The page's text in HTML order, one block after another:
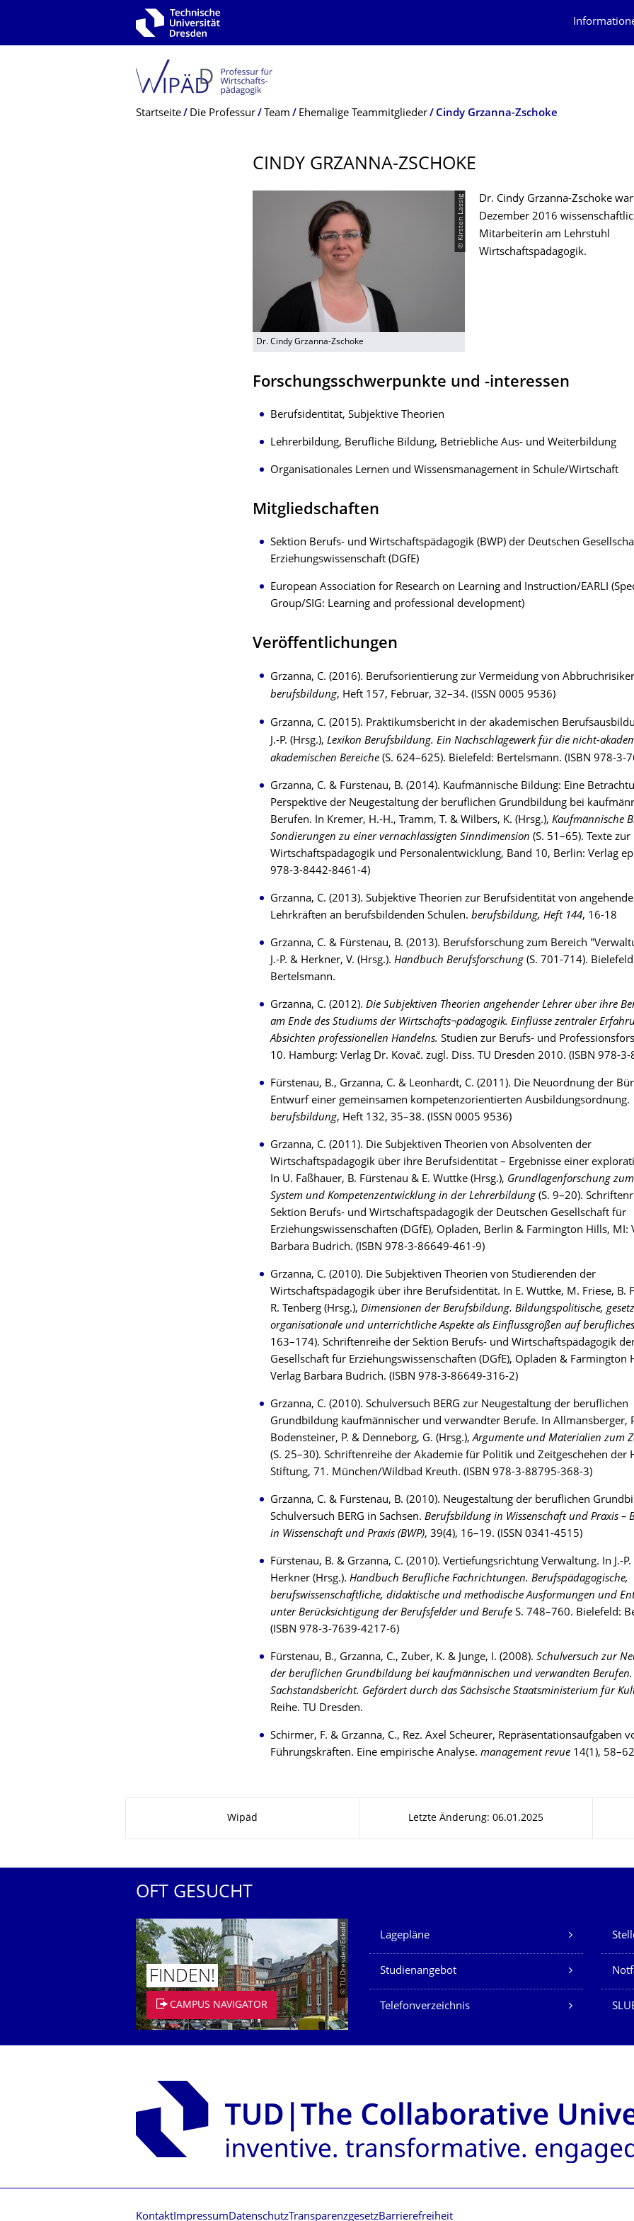
Zur Hauptnavigation springen
Breadcrumb-Menü
Startseite Die Professur Team Ehemalige Teammitglieder Cindy Grzanna-Zschoke
CINDY GRZANNA-ZSCHOKE
© Kirsten Lassig
Dr. Cindy Grzanna-Zschoke
Dr. Cindy Grzanna-Zschoke
Dezember 2016
Mitarbeiterin am Lehrstuhl
Wirtschaftspädagogik.
Forschungsschwerpunkte und -interessen
Berufsidentität, Subjektive Theorien
Lehrerbildung, Berufliche Bildung, Betriebliche Aus- und Weiterbildung
Organisationales Lernen und Wissensmanagement in Schule/Wirtschaft
Mitgliedschaften
Sektion Berufs- und Wirtschaftspädagogik (BWP) der Deutschen
Erziehungswissenschaft (DGfE)
European Association for Research on Learning and Instruction/EARLI
Group/SIG: Learning and professional development)
Veröffentlichungen
Grzanna, C. (2016). Berufsorientierung zur Vermeidung von
berufsbildung, Heft 157, Februar, 32–34. (ISSN 0005 9536)
Grzanna, C. (2015). Praktikumsbericht in der akademischen
J.-P. (Hrsg.), Lexikon Berufsbildung. Ein Nachschlagewerk für die nicht-
akademischen Bereiche (S. 624–625). Bielefeld: Bertelsmann. (ISBN 978-3-
Grzanna, C. & Fürstenau, B. (2014). Kaufmännische Bildung: Eine
Perspektive der Neugestaltung der beruflichen Grundbildung bei
Berufen. In Kremer, H.-H., Tramm, T. & Wilbers, K. (Hrsg.), Kaufmännische
Sondierungen zu einer vernachlässigten Sinndimension (S. 51–65). Texte zur
Wirtschaftspädagogik und Personalentwicklung, Band 10, Berlin: Verlag
978-3-8442-8461-4)
Grzanna, C. (2013). Subjektive Theorien zur Berufsidentität von
Lehrkräften an berufsbildenden Schulen. berufsbildung, Heft 144, 16-18
Grzanna, C. & Fürstenau, B. (2013). Berufsforschung zum Bereich
J.-P. & Herkner, V. (Hrsg.). Handbuch Berufsforschung (S. 701-714).
Bertelsmann.
Grzanna, C. (2012). Die Subjektiven Theorien angehender Lehrer über ihre
am Ende des Studiums der Wirtschafts¬pädagogik. Einflüsse zentraler
Absichten professionellen Handelns. Studien zur Berufs- und
10. Hamburg: Verlag Dr. Kovač. zugl. Diss. TU Dresden 2010. (ISBN 978-
Fürstenau, B., Grzanna, C. & Leonhardt, C. (2011). Die Neuordnung der
Entwurf einer gemeinsamen kompetenzorientierten Ausbildungsordnung.
berufsbildung, Heft 132, 35–38. (ISSN 0005 9536)
Grzanna, C. (2011). Die Subjektiven Theorien von Absolventen der
Wirtschaftspädagogik über ihre Berufsidentität – Ergebnisse einer
In U. Faßhauer, B. Fürstenau & E. Wuttke (Hrsg.), Grundlagenforschung
System und Kompetenzentwicklung in der Lehrerbildung (S. 9–20).
Sektion Berufs- und Wirtschaftspädagogik der Deutschen Gesellschaft für
Erziehungswissenschaften (DGfE), Opladen, Berlin & Farmington Hills, MI:
Barbara Budrich. (ISBN 978-3-86649-461-9)
Grzanna, C. (2010). Die Subjektiven Theorien von Studierenden der
Wirtschaftspädagogik über ihre Berufsidentität. In E. Wuttke, M. Friese, B.
R. Tenberg (Hrsg.), Dimensionen der Berufsbildung. Bildungspolitische,
organisationale und unterrichtliche Aspekte als Einflussgrößen auf
163–174). Schriftenreihe der Sektion Berufs- und Wirtschaftspädagogik
Gesellschaft für Erziehungswissenschaften (DGfE), Opladen & Farmington
Verlag Barbara Budrich. (ISBN 978-3-86649-316-2)
Grzanna, C. (2010). Schulversuch BERG zur Neugestaltung der beruflichen
Grundbildung kaufmännischer und verwandter Berufe. In Allmansberger,
Bodensteiner, P. & Denneborg, G. (Hrsg.),Argumente und Materialien zum
(S. 25–30). Schriftenreihe der Akademie für Politik und Zeitgeschehen der
Stiftung, 71. München/Wildbad Kreuth. (ISBN 978-3-88795-368-3)
Grzanna, C. & Fürstenau, B. (2010). Neugestaltung der beruflichen
Schulversuch BERG in Sachsen. Berufsbildung in Wissenschaft und Praxis –
in Wissenschaft und Praxis (BWP), 39(4), 16–19. (ISSN 0341-4515)
Fürstenau, B. & Grzanna, C. (2010). Vertiefungsrichtung Verwaltung. In J.-P.
Herkner (Hrsg.). Handbuch Berufliche Fachrichtungen. Berufspädagogische,
berufswissenschaftliche, didaktische und methodische Ausformungen und
unter Berücksichtigung der Berufsfelder und Berufe S. 748–760. Bielefeld:
(ISBN 978-3-7639-4217-6)
Fürstenau, B., Grzanna, C., Zuber, K. & Junge, I. (2008). Schulversuch zur
der beruflichen Grundbildung bei kaufmännischen und verwandten Berufen.
Sachstandsbericht. Gefördert durch das Sächsische Staatsministerium für
Reihe. TU Dresden.
Schirmer, F. & Grzanna, C., Rez. Axel Scheurer, Repräsentationsaufgaben
Führungskräften. Eine empirische Analyse. management revue 14(1),
Wipäd Letzte Änderung: 06.01.2025
OFT GESUCHT
© TU Dresden/Eckold
FINDEN!
CAMPUS NAVIGATOR
Unsere Dienste
Lagepläne
Studienangebot
Telefonverzeichnis
Kontakt Impressum DatenschutzTransparenzgesetzBarrierefreiheit